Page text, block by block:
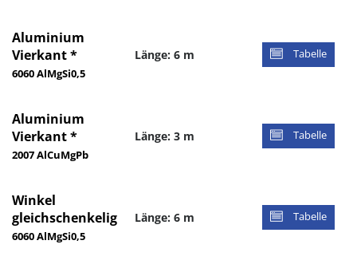
Aluminium
Vierkant *
6060 AlMgSi0,5
Länge: 6 m Tabelle
Aluminium
Vierkant *
2007 AlCuMgPb
Länge: 3 m Tabelle
Winkel
gleichschenkelig
6060 AlMgSi0,5
Länge: 6 m Tabelle